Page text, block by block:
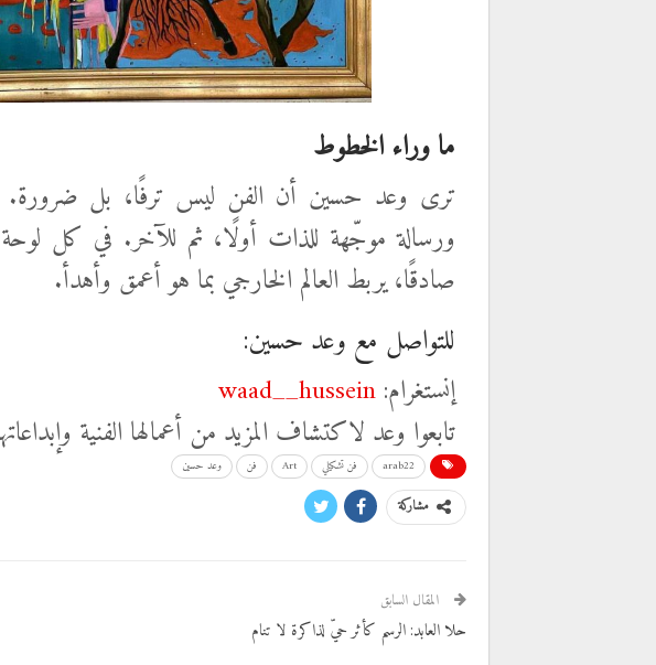
ما وراء الخطوط
ترى وعد حسين أن الفن ليس ترفًا، بل ضرورة.
ورسالة موجّهة للذات أولًا، ثم للآخر. في كل لوحة
صادقًا، يربط العالم الخارجي بما هو أعمق وأهدأ.
للتواصل مع وعد حسين:
إنستغرام:waad__hussein
تابعوا وعد لاكتشاف المزيد من أعمالها الفنية
arab22 فن تشكيلي Art فن وعد حسين
مشاركة
المقال السابق
حلا العابد: الرسم كأثر حيّ لذاكرة لا تنام